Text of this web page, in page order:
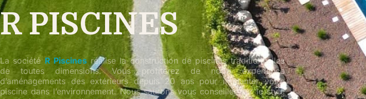
R PISCINES
La société R Piscinesréalise la construction de piscines traditionnelles
de toutes dimensions. Vous profiterez de notre expérience
d’aménagements des extérieurs depuis 20 ans pour implanter votre
piscine dans l’environnement. Nous saurons vous conseiller sur le style